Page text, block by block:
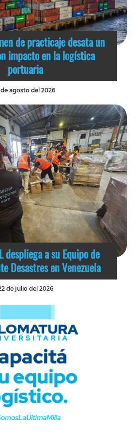
de practicaje desata un
impacto en la logística
portuaria
agosto del 2026
despliega a su Equipo de
Desastres en Venezuela
de julio del 2026